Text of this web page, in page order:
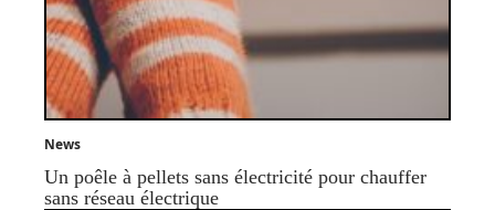
News
Un poêle à pellets sans électricité pour chauffer
sans réseau électrique